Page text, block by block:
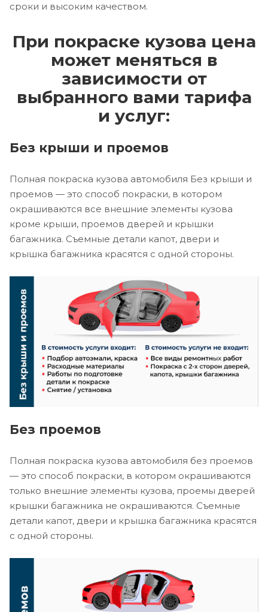
сроки и высоким качеством.
При покраске кузова цена
может меняться в
зависимости от
выбранного вами тарифа
и услуг:
Без крыши и проемов
Полная покраска кузова автомобиля Без крыши и
проемов — это способ покраски, в котором
окрашиваются все внешние элементы кузова
кроме крыши, проемов дверей и крышки
багажника. Съемные детали капот, двери и
крышка багажника красятся с одной стороны.
Без проемов
Полная покраска кузова автомобиля без проемов
— это способ покраски, в котором окрашиваются
только внешние элементы кузова, проемы дверей
крышки багажника не окрашиваются. Съемные
детали капот, двери и крышка багажника красятся
с одной стороны.